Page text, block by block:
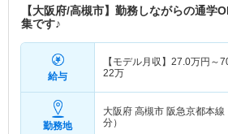
【大阪府/高槻市】勤務しながらの通学
集です♪
給与
【モデル月収】 27.0万円～
22万
勤務地
大阪府 高槻市 阪急京都本線
分）